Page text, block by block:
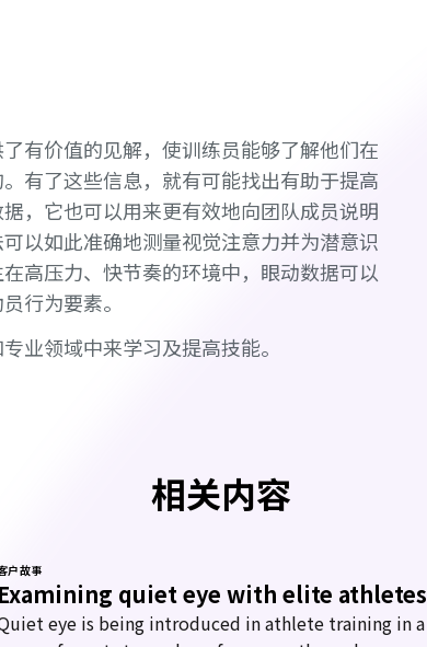
有价值的见解，使训练员能够了解他们在
有了这些信息，就有可能找出有助于提高
，它也可以用来更有效地向团队成员说明
以如此准确地测量视觉注意力并为潜意识
高压力、快节奏的环境中，眼动数据可以
行为要素。
业领域中来学习及提高技能。
相关内容
户故事
Examining quiet eye with elite athletes
eye is being introduced in athlete training in a